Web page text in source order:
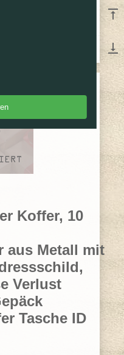
Koffer, 10
aus Metall mit
Verlust
Tasche ID
vertical_align_top
vertical_align_bottom